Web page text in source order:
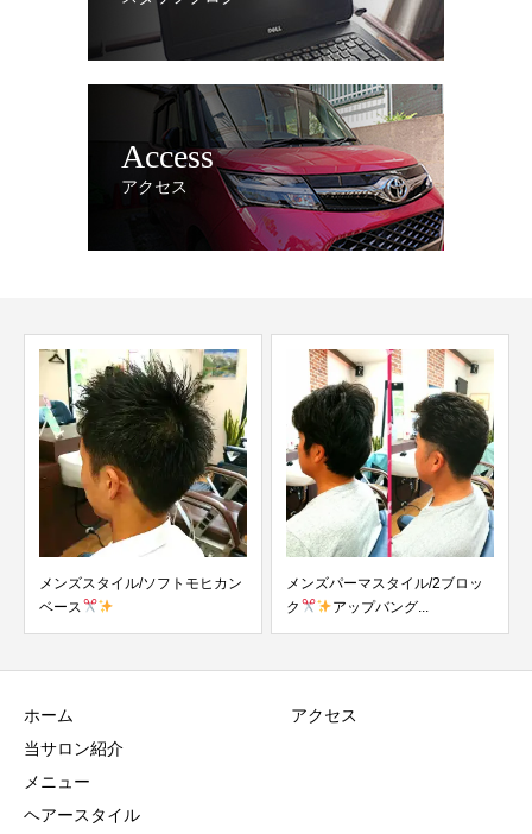
Access
アクセス
メンズスタイル/ソフトモヒカン
ベース
メンズパーマスタイル/2ブロッ
ク
アップバング...
ホーム
当サロン紹介
メニュー
ヘアースタイル
アクセス